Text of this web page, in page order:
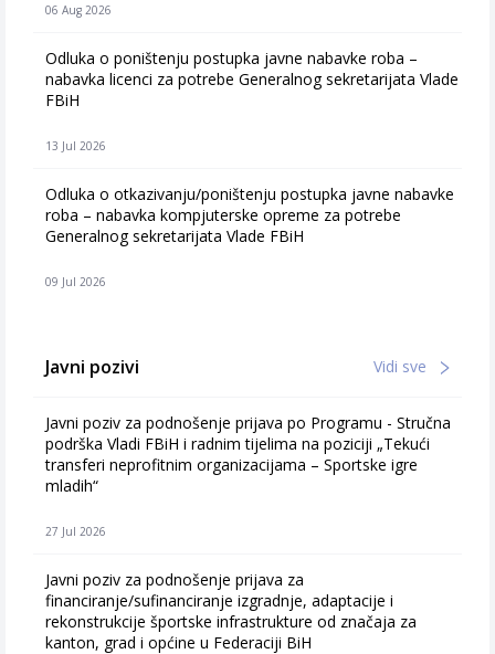
06 Aug 2026
Odluka o poništenju postupka javne nabavke roba –
nabavka licenci za potrebe Generalnog sekretarijata Vlade
FBiH
13 Jul 2026
Odluka o otkazivanju/poništenju postupka javne nabavke
roba – nabavka kompjuterske opreme za potrebe
Generalnog sekretarijata Vlade FBiH
09 Jul 2026
Javni pozivi Vidi sve
Javni poziv za podnošenje prijava po Programu - Stručna
podrška Vladi FBiH i radnim tijelima na poziciji „Tekući
transferi neprofitnim organizacijama – Sportske igre
mladih“
27 Jul 2026
Javni poziv za podnošenje prijava za
financiranje/sufinanciranje izgradnje, adaptacije i
rekonstrukcije športske infrastrukture od značaja za
kanton, grad i općine u Federaciji BiH